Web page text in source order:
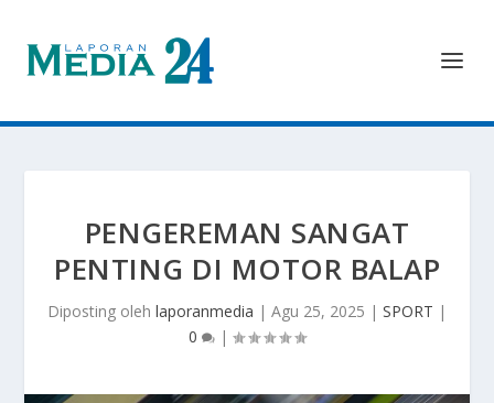
PENGEREMAN SANGAT
PENTING DI MOTOR BALAP
Diposting oleh laporanmedia | Agu 25, 2025 | SPORT |
0
|